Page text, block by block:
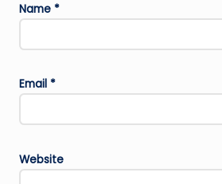
Name *
Email *
Website